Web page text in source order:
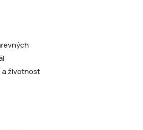
a životnost